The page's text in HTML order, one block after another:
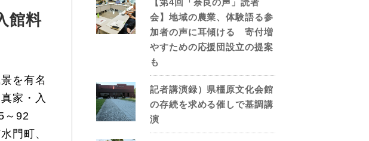
館料
を有名
家・入
～92
門町、
【第4回「奈良の声」読者
会】地域の農業、体験語る参
加者の声に耳傾ける 寄付増
やすための応援団設立の提案
も
記者講演録）県橿原文化会館
の存続を求める催しで基調講
演